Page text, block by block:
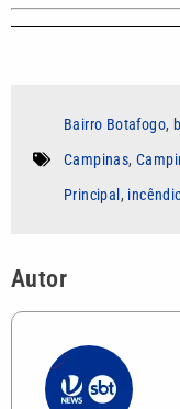
Bairro Botafogo,
Campinas,
Principal ,
Autor